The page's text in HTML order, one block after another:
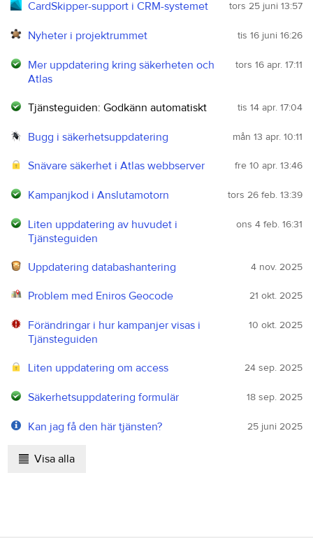
tors 25 juni 13:57
CardSkipper-support i CRM-systemet
tis 16 juni 16:26
Nyheter i projektrummet
tors 16 apr. 17:11
Mer uppdatering kring säkerheten och
Atlas
tis 14 apr. 17:04
Tjänsteguiden: Godkänn automatiskt
mån 13 apr. 10:11
Bugg i säkerhetsuppdatering
fre 10 apr. 13:46
Snävare säkerhet i Atlas webbserver
tors 26 feb. 13:39
Kampanjkod i Anslutamotorn
ons 4 feb. 16:31
Liten uppdatering av huvudet i
Tjänsteguiden
4 nov. 2025
Uppdatering databashantering
21 okt. 2025
Problem med Eniros Geocode
10 okt. 2025
Förändringar i hur kampanjer visas i
Tjänsteguiden
24 sep. 2025
Liten uppdatering om access
18 sep. 2025
Säkerhetsuppdatering formulär
25 juni 2025
Kan jag få den här tjänsten?
Visa alla